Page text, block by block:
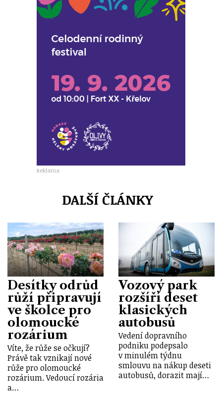
Reklama
DALŠÍ ČLÁNKY
Desítky odrůd
růží připravují
ve školce pro
olomoucké
rozárium
Víte, že růže se očkují?
Právě tak vznikají nové
růže pro olomoucké
rozárium. Vedoucí rozária
a…
Vozový park
rozšíří deset
klasických
autobusů
Vedení dopravního
podniku podepsalo
v minulém týdnu
smlouvu na nákup deseti
autobusů, dorazit mají…